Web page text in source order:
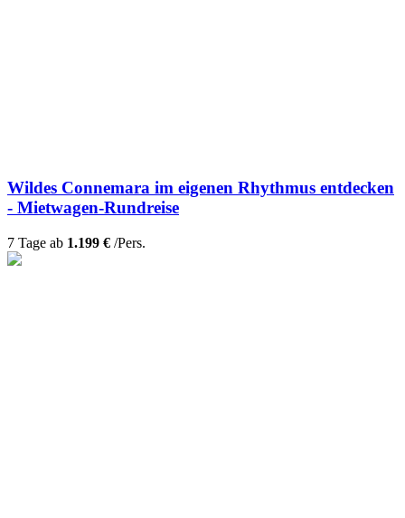
Wildes Connemara im eigenen Rhythmus entdecken
- Mietwagen-Rundreise
7 Tage ab 1.199 € /Pers.